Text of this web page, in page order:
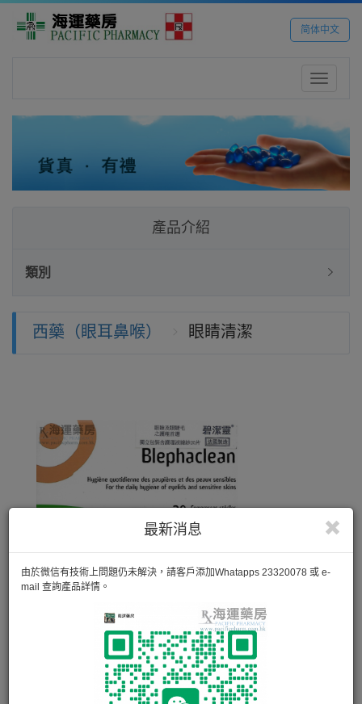
简体中文
Toggle
最新消息
由於微信有技術上問題仍未解決，請客戶添加Whatapps 23320078 或 e-
mail 查詢產品詳情。
產品介紹
類別
西藥（眼耳鼻喉） 眼睛清潔